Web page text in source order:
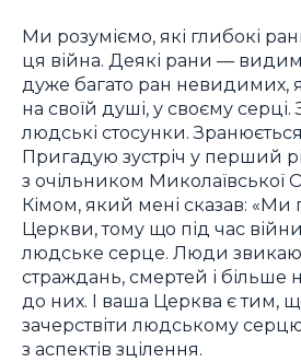
Ми розуміємо, які глибокі
ця війна. Деякі рани —
дуже багато ран невидимих,
на своїй душі, у своєму
людські стосунки.
Пригадую зустріч у перший
з очільником Миколаївської
Кімом, який мені сказав: «Ми
Церкви, тому що під час війни
людське серце. Люди
страждань, смертей і більше
до них. І ваша Церква є тим,
зачерствіти людському
з аспектів зцілення.